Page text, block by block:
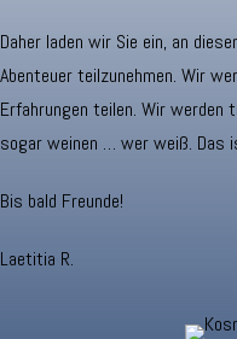
Daher laden wir Sie ein, an
Abenteuer teilzunehmen. Wir
Erfahrungen teilen. Wir werden
sogar weinen … wer weiß. Das
Bis bald Freunde!
Laetitia R.